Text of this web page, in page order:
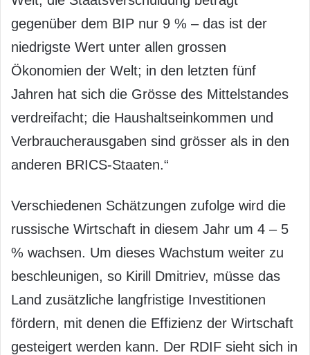
gegenüber dem BIP nur 9 % – das ist der
niedrigste Wert unter allen grossen
Ökonomien der Welt; in den letzten fünf
Jahren hat sich die Grösse des Mittelstandes
verdreifacht; die Haushaltseinkommen und
Verbraucherausgaben sind grösser als in den
anderen BRICS-Staaten.“
Verschiedenen Schätzungen zufolge wird die
russische Wirtschaft in diesem Jahr um 4 – 5
% wachsen. Um dieses Wachstum weiter zu
beschleunigen, so Kirill Dmitriev, müsse das
Land zusätzliche langfristige Investitionen
fördern, mit denen die Effizienz der Wirtschaft
gesteigert werden kann. Der RDIF sieht sich in